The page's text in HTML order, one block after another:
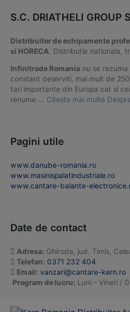
S.C. DRIATHELI GROUP
Distribuitor de echipamente
si HORECA. Distributie nationala,
Infinitrade Romania nu se
constant deserviti, mai mult de
tari importante din Europa cat si
renume … Citeste mai multe
Pagini utile
www.danube-romania.ro
www.masinispalatindustriale.ro
www.cantare-balante-
Date de contact
Adresa: Ghiroda, jud. Timis,
Telefon: 0371 232 404
Email: vanzari@cantare-kern.ro
Program de lucru: Luni – Vineri /